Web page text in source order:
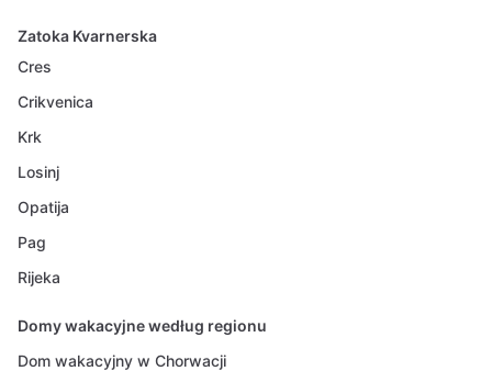
Zatoka Kvarnerska
Cres
Crikvenica
Krk
Losinj
Opatija
Pag
Rijeka
Domy wakacyjne według regionu
Dom wakacyjny w Chorwacji